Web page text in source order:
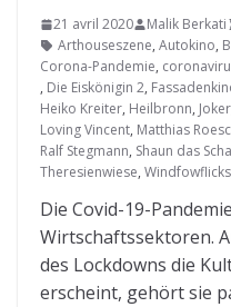
21 avril 2020 Malik Berkati
Arthouseszene, Autokino,
Corona-Pandemie,
, Die Eiskönigin 2,
Heiko Kreiter, Heilbronn, Joker
Loving Vincent, Matthias
Ralf Stegmann, Shaun das
Theresienwiese, Windfowflicks
Die Covid-19-
Wirtschaftssektoren.
des Lockdowns die
erscheint, gehört sie